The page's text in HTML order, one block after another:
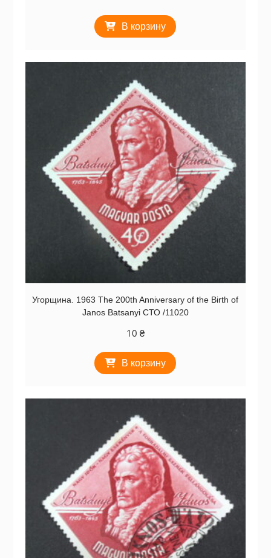
В корзину
Угорщина. 1963 The 200th Anniversary of the Birth of
Janos Batsanyi СТО /11020
10 ₴
В корзину